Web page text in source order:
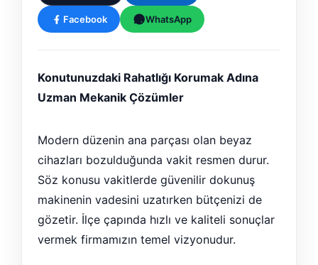
Facebook WhatsApp
Konutunuzdaki Rahatlığı Korumak Adına
Uzman Mekanik Çözümler
Modern düzenin ana parçası olan beyaz
cihazları bozulduğunda vakit resmen durur.
Söz konusu vakitlerde güvenilir dokunuş
makinenin vadesini uzatırken bütçenizi de
gözetir. İlçe çapında hızlı ve kaliteli sonuçlar
vermek firmamızın temel vizyonudur.